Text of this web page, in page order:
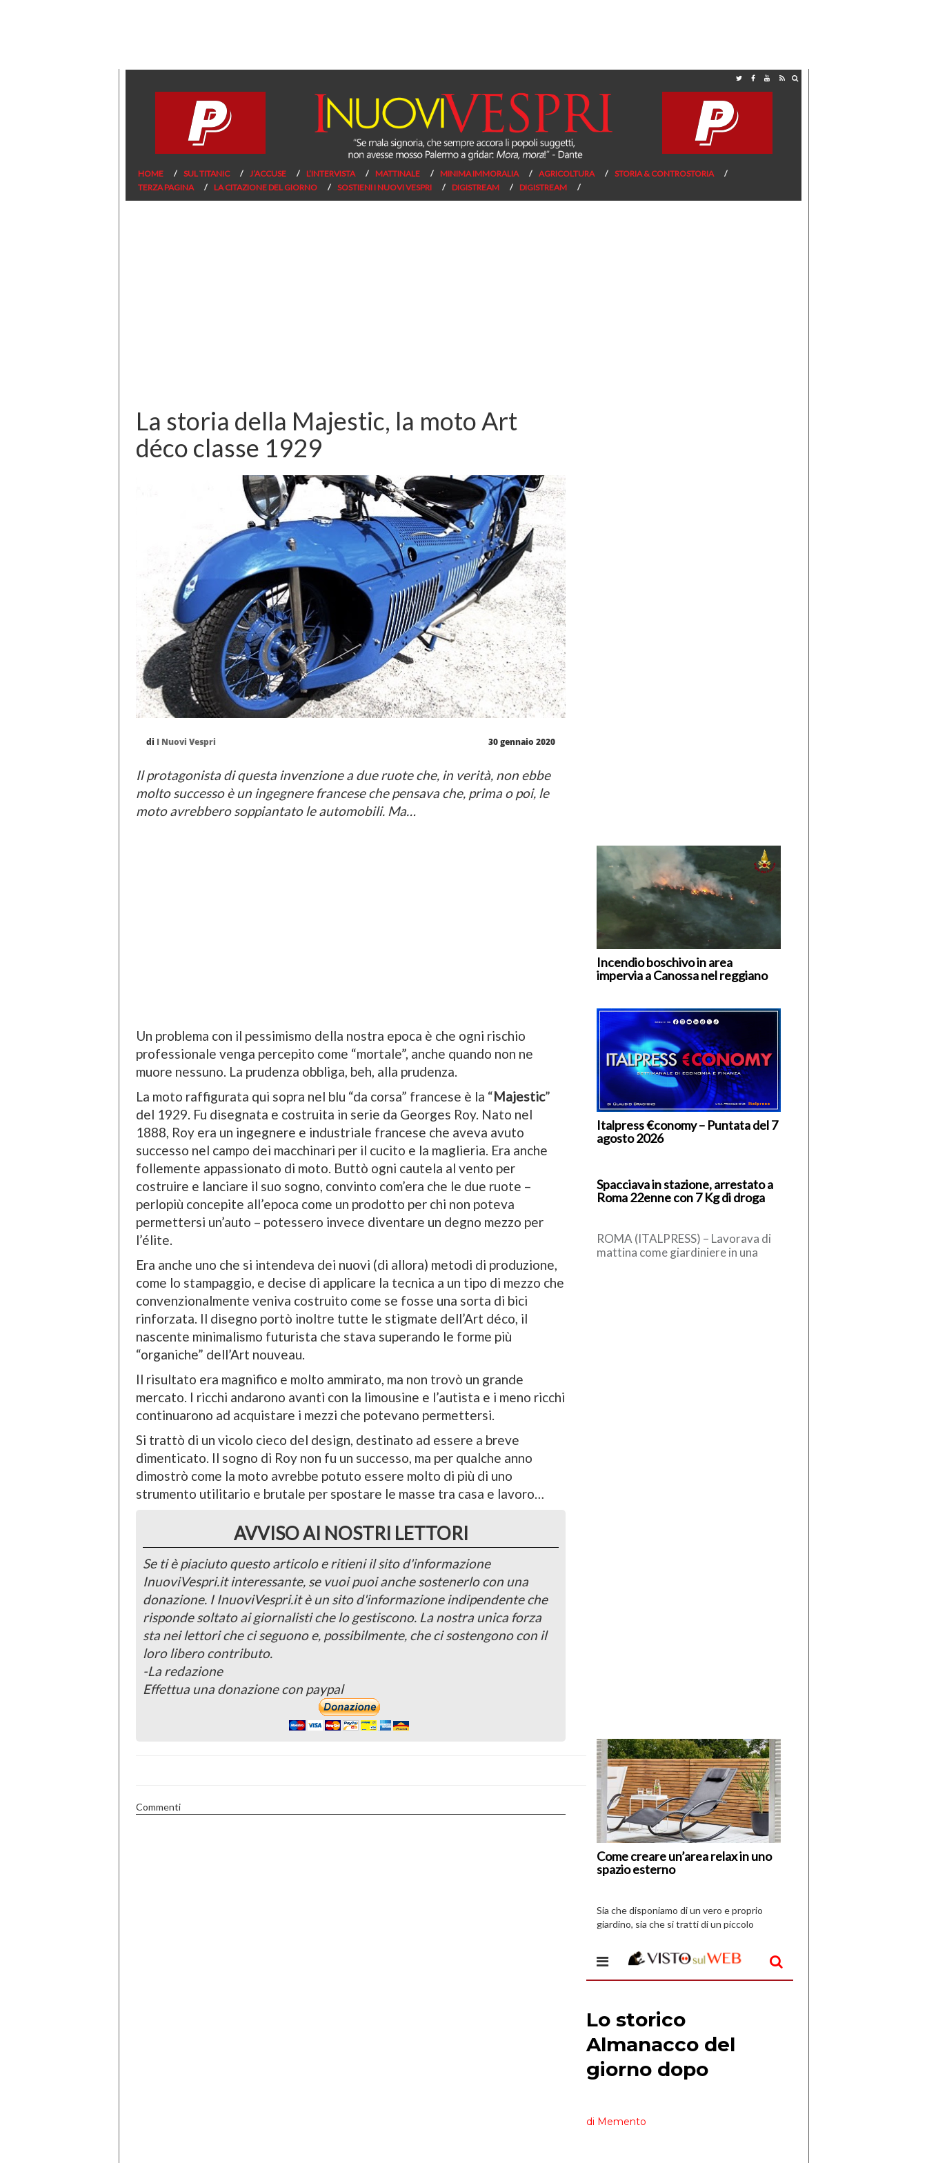
HOME SUL TITANIC J’ACCUSE L’INTERVISTA MATTINALE MINIMA IMMORALIA AGRICOLTURA
STORIA & CONTROSTORIA
TERZA PAGINA
LA CITAZIONE DEL GIORNO SOSTIENI I NUOVI VESPRI DIGISTREAM DIGISTREAM
La storia della Majestic, la moto Art
déco classe 1929
di I Nuovi Vespri 30 gennaio 2020
Il protagonista di questa invenzione a due ruote che, in verità, non ebbe
molto successo è un ingegnere francese che pensava che, prima o poi, le
moto avrebbero soppiantato le automobili. Ma…
Un problema con il pessimismo della nostra epoca è che ogni rischio
professionale venga percepito come “mortale”, anche quando non ne
muore nessuno. La prudenza obbliga, beh, alla prudenza.
La moto raffigurata qui sopra nel blu “da corsa” francese è la “Majestic”
del 1929. Fu disegnata e costruita in serie da Georges Roy. Nato nel
1888, Roy era un ingegnere e industriale francese che aveva avuto
successo nel campo dei macchinari per il cucito e la maglieria. Era anche
follemente appassionato di moto. Buttò ogni cautela al vento per
costruire e lanciare il suo sogno, convinto com’era che le due ruote –
perlopiù concepite all’epoca come un prodotto per chi non poteva
permettersi un’auto – potessero invece diventare un degno mezzo per
l’élite.
Era anche uno che si intendeva dei nuovi (di allora) metodi di produzione,
come lo stampaggio, e decise di applicare la tecnica a un tipo di mezzo che
convenzionalmente veniva costruito come se fosse una sorta di bici
rinforzata. Il disegno portò inoltre tutte le stigmate dell’Art déco, il
nascente minimalismo futurista che stava superando le forme più
“organiche” dell’Art nouveau.
Il risultato era magnifico e molto ammirato, ma non trovò un grande
mercato. I ricchi andarono avanti con la limousine e l’autista e i meno ricchi
continuarono ad acquistare i mezzi che potevano permettersi.
Si trattò di un vicolo cieco del design, destinato ad essere a breve
dimenticato. Il sogno di Roy non fu un successo, ma per qualche anno
dimostrò come la moto avrebbe potuto essere molto di più di uno
strumento utilitario e brutale per spostare le masse tra casa e lavoro…
AVVISO AI NOSTRI LETTORI
Se ti è piaciuto questo articolo e ritieni il sito d'informazione
InuoviVespri.it interessante, se vuoi puoi anche sostenerlo con una
donazione. I InuoviVespri.it è un sito d'informazione indipendente che
risponde soltato ai giornalisti che lo gestiscono. La nostra unica forza
sta nei lettori che ci seguono e, possibilmente, che ci sostengono con il
loro libero contributo.
-La redazione
Effettua una donazione con paypal
Commenti
Incendio boschivo in area
impervia a Canossa nel reggiano
Italpress €conomy – Puntata del 7
agosto 2026
Spacciava in stazione, arrestato a
Roma 22enne con 7 Kg di droga
ROMA (ITALPRESS) – Lavorava di
mattina come giardiniere in una
Come creare un’area relax in uno
spazio esterno
di
I
Vespri
Sia che disponiamo di un vero e proprio
giardino, sia che si tratti di un piccolo